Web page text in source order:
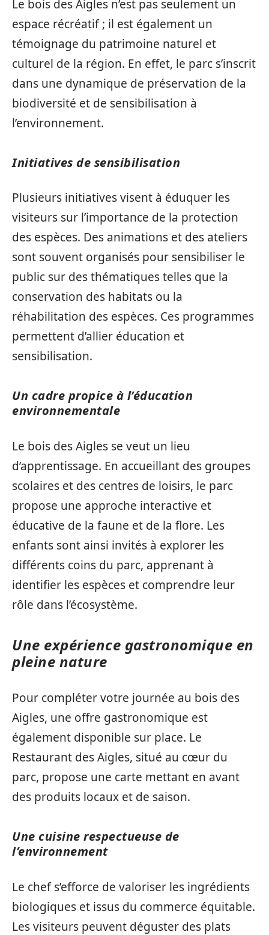
Le bois des Aigles n’est pas seulement un
espace récréatif ; il est également un
témoignage du patrimoine naturel et
culturel de la région. En effet, le parc s’inscrit
dans une dynamique de préservation de la
biodiversité et de sensibilisation à
l’environnement.
Initiatives de sensibilisation
Plusieurs initiatives visent à éduquer les
visiteurs sur l’importance de la protection
des espèces. Des animations et des ateliers
sont souvent organisés pour sensibiliser le
public sur des thématiques telles que la
conservation des habitats ou la
réhabilitation des espèces. Ces programmes
permettent d’allier éducation et
sensibilisation.
Un cadre propice à l’éducation
environnementale
Le bois des Aigles se veut un lieu
d’apprentissage. En accueillant des groupes
scolaires et des centres de loisirs, le parc
propose une approche interactive et
éducative de la faune et de la flore. Les
enfants sont ainsi invités à explorer les
différents coins du parc, apprenant à
identifier les espèces et comprendre leur
rôle dans l’écosystème.
Une expérience gastronomique en
pleine nature
Pour compléter votre journée au bois des
Aigles, une offre gastronomique est
également disponible sur place. Le
Restaurant des Aigles, situé au cœur du
parc, propose une carte mettant en avant
des produits locaux et de saison.
Une cuisine respectueuse de
l’environnement
Le chef s’efforce de valoriser les ingrédients
biologiques et issus du commerce équitable.
Les visiteurs peuvent déguster des plats